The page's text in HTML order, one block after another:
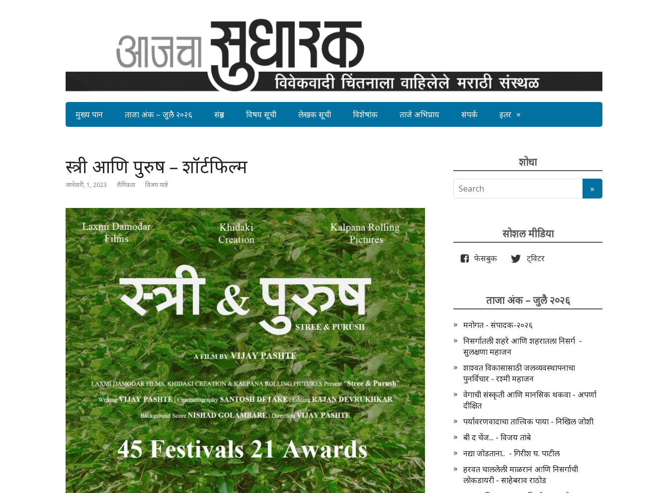
मुख्य पान ताजा अंक – जुलै २०२६ संग्रह विषय सूची लेखक सूची विशेषांक ताजे अभिप्राय संपर्क इतर
स्त्री आणि पुरुष – शॉर्टफिल्म
जानेवारी, 1, 2023 लैंगिकता विजय पाष्टे
शोधा
सोशल मीडिया
फेसबुक ट्विटर
ताजा अंक – जुलै २०२६
मनोगत - संपादक-२०२६
निसर्गातली शहरे आणि शहरातला निसर्ग -
सुलक्षणा महाजन
शाश्वत विकासासाठी जलव्यवस्थापनाचा
पुनर्विचार - रश्मी महाजन
वेगाची संस्कृती आणि मानसिक थकवा - अपर्णा
दीक्षित
पर्यावरणवादाचा तात्त्विक पाया - निखिल जोशी
बी द चेंज... - विजय तांबे
नद्या जोडताना.. - गिरीश घ. पाटील
हरवत चाललेली माळरानं आणि निसर्गाची
लोकडायरी - साहेबराव राठोड